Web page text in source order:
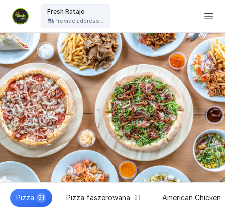
Fresh Rataje
Provide address...
Pizza 51 Pizza faszerowana 21 American Chicken